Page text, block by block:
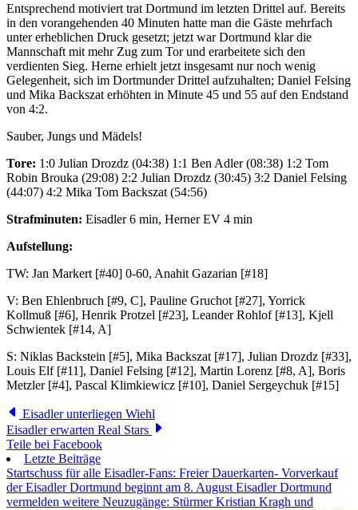
Entsprechend motiviert trat Dortmund im letzten Drittel auf. Bereits
in den vorangehenden 40 Minuten hatte man die Gäste mehrfach
unter erheblichen Druck gesetzt; jetzt war Dortmund klar die
Mannschaft mit mehr Zug zum Tor und erarbeitete sich den
verdienten Sieg. Herne erhielt jetzt insgesamt nur noch wenig
Gelegenheit, sich im Dortmunder Drittel aufzuhalten; Daniel Felsing
und Mika Backszat erhöhten in Minute 45 und 55 auf den Endstand
von 4:2.
Sauber, Jungs und Mädels!
Tore: 1:0 Julian Drozdz (04:38) 1:1 Ben Adler (08:38) 1:2 Tom
Robin Brouka (29:08) 2:2 Julian Drozdz (30:45) 3:2 Daniel Felsing
(44:07) 4:2 Mika Tom Backszat (54:56)
Strafminuten: Eisadler 6 min, Herner EV 4 min
Aufstellung:
TW: Jan Markert [#40] 0-60, Anahit Gazarian [#18]
V: Ben Ehlenbruch [#9, C], Pauline Gruchot [#27], Yorrick
Kollmuß [#6], Henrik Protzel [#23], Leander Rohlof [#13], Kjell
Schwientek [#14, A]
S: Niklas Backstein [#5], Mika Backszat [#17], Julian Drozdz [#33],
Louis Elf [#11], Daniel Felsing [#12], Martin Lorenz [#8, A], Boris
Metzler [#4], Pascal Klimkiewicz [#10], Daniel Sergeychuk [#15]
Eisadler unterliegen Wiehl
Eisadler erwarten Real Stars
Teile bei Facebook
Letzte Beiträge
Startschuss für alle Eisadler-Fans: Freier Dauerkarten- Vorverkauf
der Eisadler Dortmund beginnt am 8. August Eisadler Dortmund
vermelden weitere Neuzugänge: Stürmer Kristian Kragh und